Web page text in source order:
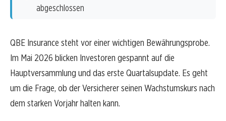
abgeschlossen
QBE Insurance steht vor einer wichtigen Bewährungsprobe.
Im Mai 2026 blicken Investoren gespannt auf die
Hauptversammlung und das erste Quartalsupdate. Es geht
um die Frage, ob der Versicherer seinen Wachstumskurs nach
dem starken Vorjahr halten kann.